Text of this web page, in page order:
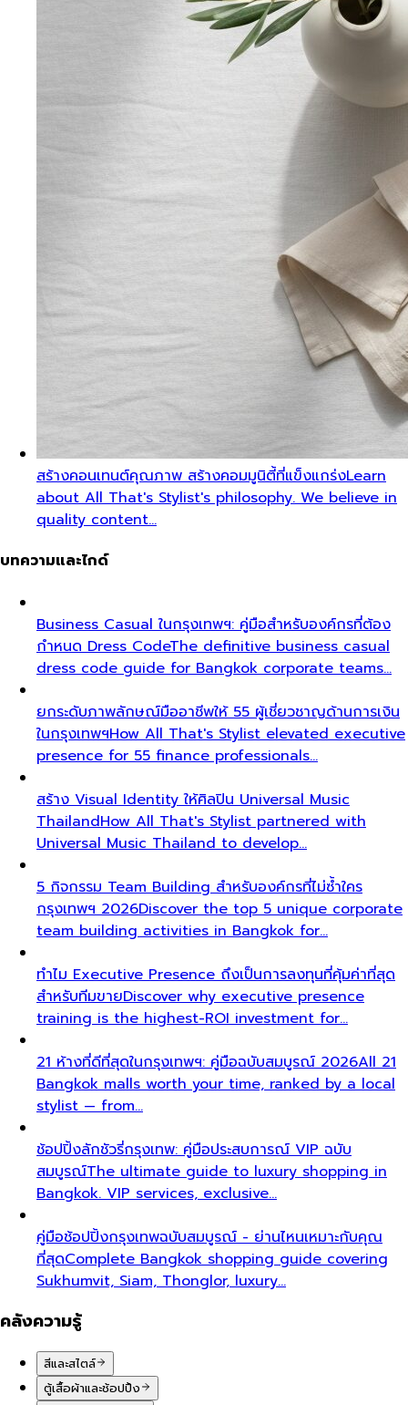
สร้างคอนเทนต์คุณภาพ สร้างคอมมูนิตี้ที่แข็งแกร่งLearn
about All That's Stylist's philosophy. We believe in
quality content…
บทความและไกด์
Business Casual ในกรุงเทพฯ: คู่มือสำหรับองค์กรที่ต้อง
กำหนด Dress CodeThe definitive business casual
dress code guide for Bangkok corporate teams…
ยกระดับภาพลักษณ์มืออาชีพให้ 55 ผู้เชี่ยวชาญด้านการเงิน
ในกรุงเทพฯHow All That's Stylist elevated executive
presence for 55 finance professionals…
สร้าง Visual Identity ให้ศิลปิน Universal Music
ThailandHow All That's Stylist partnered with
Universal Music Thailand to develop…
5 กิจกรรม Team Building สำหรับองค์กรที่ไม่ซ้ำใคร
กรุงเทพฯ 2026Discover the top 5 unique corporate
team building activities in Bangkok for…
ทำไม Executive Presence ถึงเป็นการลงทุนที่คุ้มค่าที่สุด
สำหรับทีมขายDiscover why executive presence
training is the highest-ROI investment for…
21 ห้างที่ดีที่สุดในกรุงเทพฯ: คู่มือฉบับสมบูรณ์ 2026All 21
Bangkok malls worth your time, ranked by a local
stylist — from…
ช้อปปิ้งลักชัวรี่กรุงเทพ: คู่มือประสบการณ์ VIP ฉบับ
สมบูรณ์The ultimate guide to luxury shopping in
Bangkok. VIP services, exclusive…
คู่มือช้อปปิ้งกรุงเทพฉบับสมบูรณ์ - ย่านไหนเหมาะกับคุณ
ที่สุดComplete Bangkok shopping guide covering
Sukhumvit, Siam, Thonglor, luxury…
คลังความรู้
สีและสไตล์
ตู้เสื้อผ้าและช้อปปิ้ง